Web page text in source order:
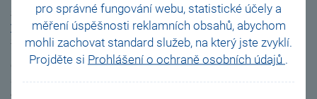
pro správné fungování webu, statistické účely a
měření úspěšnosti reklamních obsahů, abychom
mohli zachovat standard služeb, na který jste zvyklí.
Projděte si Prohlášení o ochraně osobních údajů .
Školení jsou organizována podle
Všeobecných obchodních podmínekspolečnosti
STORMWARE s.r.o.
Ceny standardizovaných kurzů jsou platné pro jednoho účastníka
objednávku je možné bezplatně nejpozději